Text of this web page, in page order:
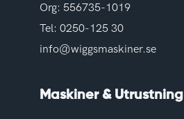
Org: 556735-1019
Tel: 0250-125 30
info@wiggsmaskiner.se
Maskiner & Utrustning